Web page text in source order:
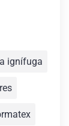
ignífuga